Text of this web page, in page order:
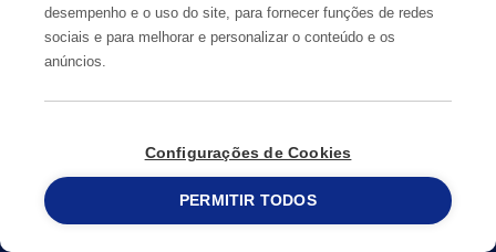
215 913 019
desempenho e o uso do site, para fornecer funções de redes
sociais e para melhorar e personalizar o conteúdo e os
anúncios.
Configurações de Cookies
PERMITIR TODOS